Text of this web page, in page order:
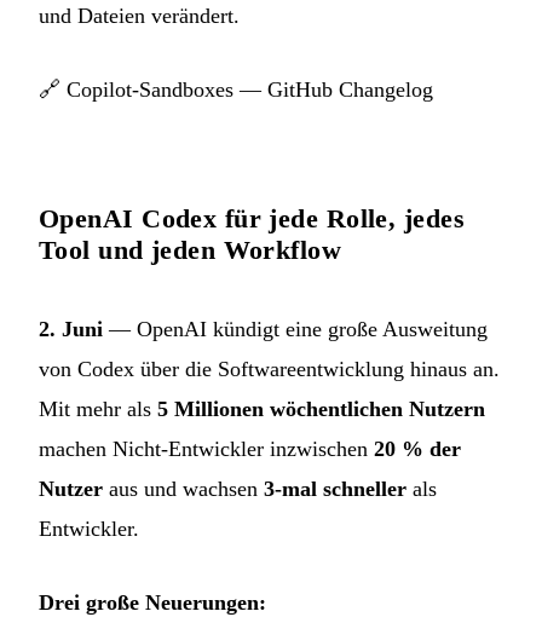
und Dateien verändert.
🔗 Copilot-Sandboxes — GitHub Changelog
OpenAI Codex für jede Rolle, jedes
Tool und jeden Workflow
2. Juni — OpenAI kündigt eine große Ausweitung
von Codex über die Softwareentwicklung hinaus an.
Mit mehr als 5 Millionen wöchentlichen Nutzern
machen Nicht-Entwickler inzwischen 20 % der
Nutzer aus und wachsen 3-mal schneller als
Entwickler.
Drei große Neuerungen: